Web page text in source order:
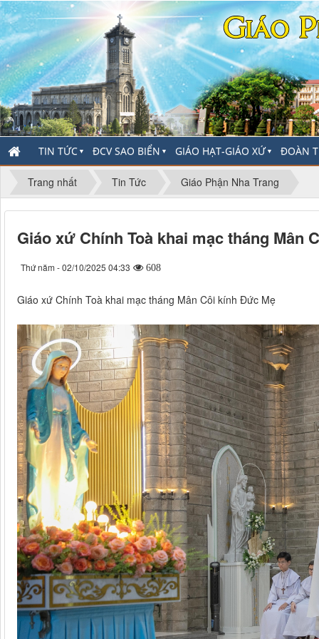
TIN TỨC ▼ ĐCV SAO BIỂN ▼ GIÁO HẠT-GIÁO XỨ▼ ĐOÀN
Trang nhất Tin Tức Giáo Phận Nha Trang
Giáo xứ Chính Toà khai mạc tháng Mân
Thứ năm - 02/10/2025 04:33 608
Giáo xứ Chính Toà khai mạc tháng Mân Côi kính Đức Mẹ